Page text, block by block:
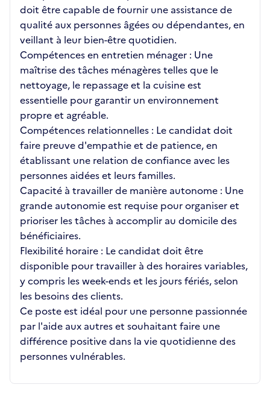
doit être capable de fournir une assistance de
qualité aux personnes âgées ou dépendantes, en
veillant à leur bien-être quotidien.
Compétences en entretien ménager : Une
maîtrise des tâches ménagères telles que le
nettoyage, le repassage et la cuisine est
essentielle pour garantir un environnement
propre et agréable.
Compétences relationnelles : Le candidat doit
faire preuve d'empathie et de patience, en
établissant une relation de confiance avec les
personnes aidées et leurs familles.
Capacité à travailler de manière autonome : Une
grande autonomie est requise pour organiser et
prioriser les tâches à accomplir au domicile des
bénéficiaires.
Flexibilité horaire : Le candidat doit être
disponible pour travailler à des horaires variables,
y compris les week-ends et les jours fériés, selon
les besoins des clients.
Ce poste est idéal pour une personne passionnée
par l'aide aux autres et souhaitant faire une
différence positive dans la vie quotidienne des
personnes vulnérables.